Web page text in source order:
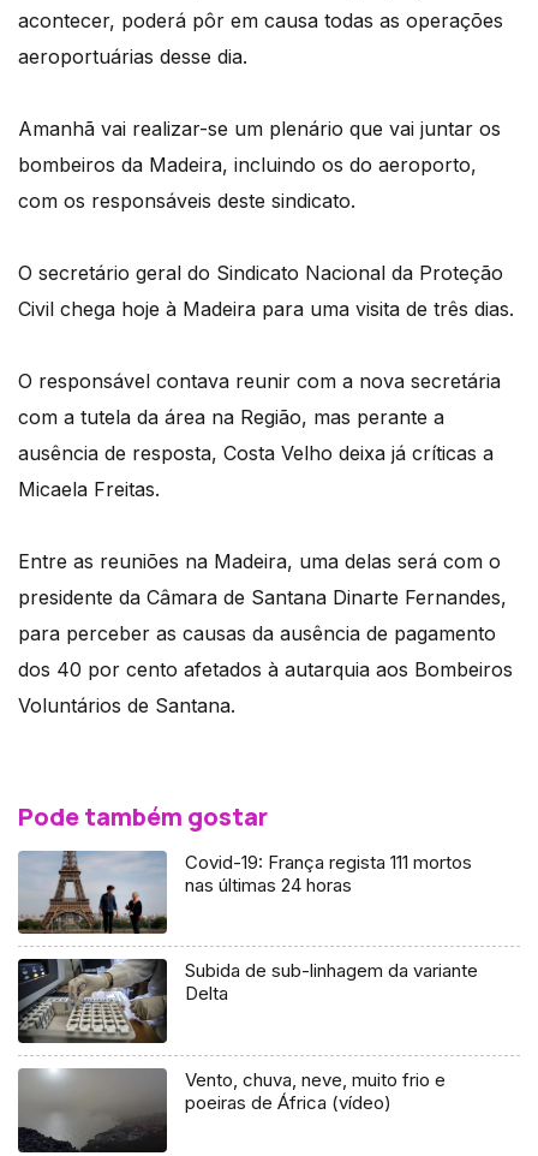
acontecer, poderá pôr em causa todas as operações
aeroportuárias desse dia.
Amanhã vai realizar-se um plenário que vai juntar os
bombeiros da Madeira, incluindo os do aeroporto,
com os responsáveis deste sindicato.
O secretário geral do Sindicato Nacional da Proteção
Civil chega hoje à Madeira para uma visita de três dias.
O responsável contava reunir com a nova secretária
com a tutela da área na Região, mas perante a
ausência de resposta, Costa Velho deixa já críticas a
Micaela Freitas.
Entre as reuniões na Madeira, uma delas será com o
presidente da Câmara de Santana Dinarte Fernandes,
para perceber as causas da ausência de pagamento
dos 40 por cento afetados à autarquia aos Bombeiros
Voluntários de Santana.
Pode também gostar
Covid-19: França regista 111 mortos
nas últimas 24 horas
Subida de sub-linhagem da variante
Delta
Vento, chuva, neve, muito frio e
poeiras de África (vídeo)